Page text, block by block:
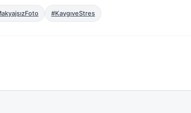
#KaygıveStres